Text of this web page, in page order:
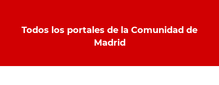
Todos los portales de la Comunidad de
Madrid